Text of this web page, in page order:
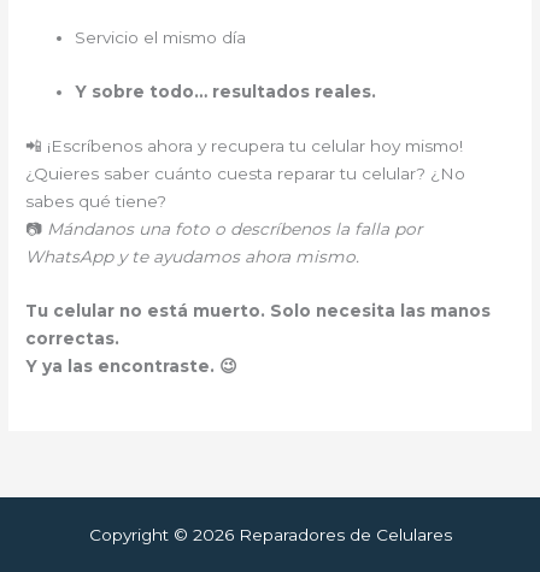
Servicio el mismo día
Y sobre todo… resultados reales.
📲 ¡Escríbenos ahora y recupera tu celular hoy mismo!
¿Quieres saber cuánto cuesta reparar tu celular? ¿No
sabes qué tiene?
📷 Mándanos una foto o descríbenos la falla por
WhatsApp y te ayudamos ahora mismo.
Tu celular no está muerto. Solo necesita las manos
correctas.
Y ya las encontraste. 😉
Copyright © 2026 Reparadores de Celulares